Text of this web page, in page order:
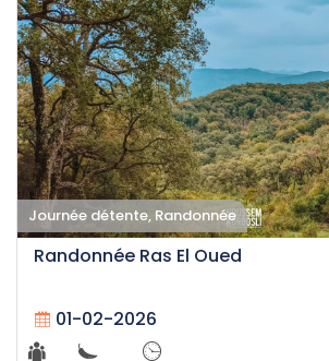
Journée détente, Randonnée
Randonnée Ras El Oued
01-02-2026